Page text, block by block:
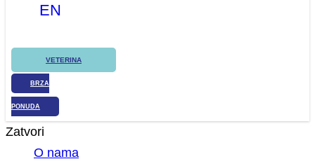
EN
VETERINA
BRZA
PONUDA
Zatvori
O nama